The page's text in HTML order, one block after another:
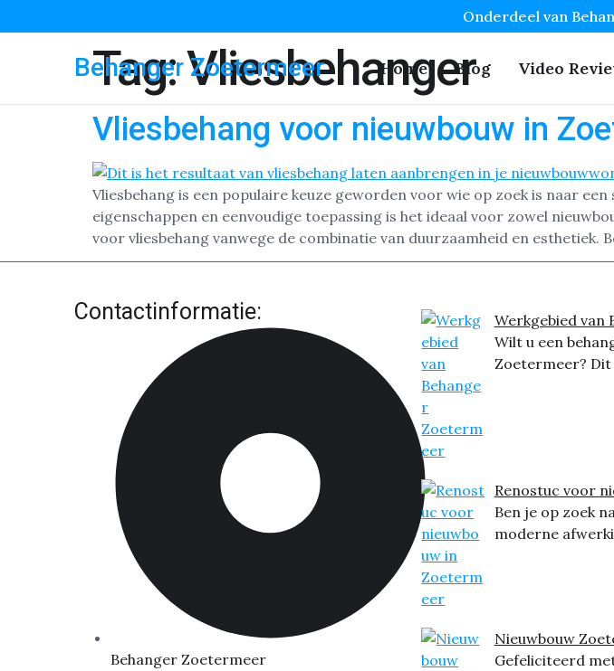
Onderdeel van
Behanger Zoetermeer Home Blog Video
Tag:Vliesbehanger
Vliesbehang voor nieuwbouw in
Vliesbehang is een populaire keuze geworden voor wie op zoek is naar
eigenschappen en eenvoudige toepassing is het ideaal voor zowel
voor vliesbehang vanwege de combinatie van duurzaamheid en esthetiek.
Contactinformatie:
Behanger Zoetermeer
Werkgebied van
Wilt u een
Zoetermeer? Dit
Renostuc voor
Ben je op zoek
moderne
Nieuwbouw
Gefeliciteerd